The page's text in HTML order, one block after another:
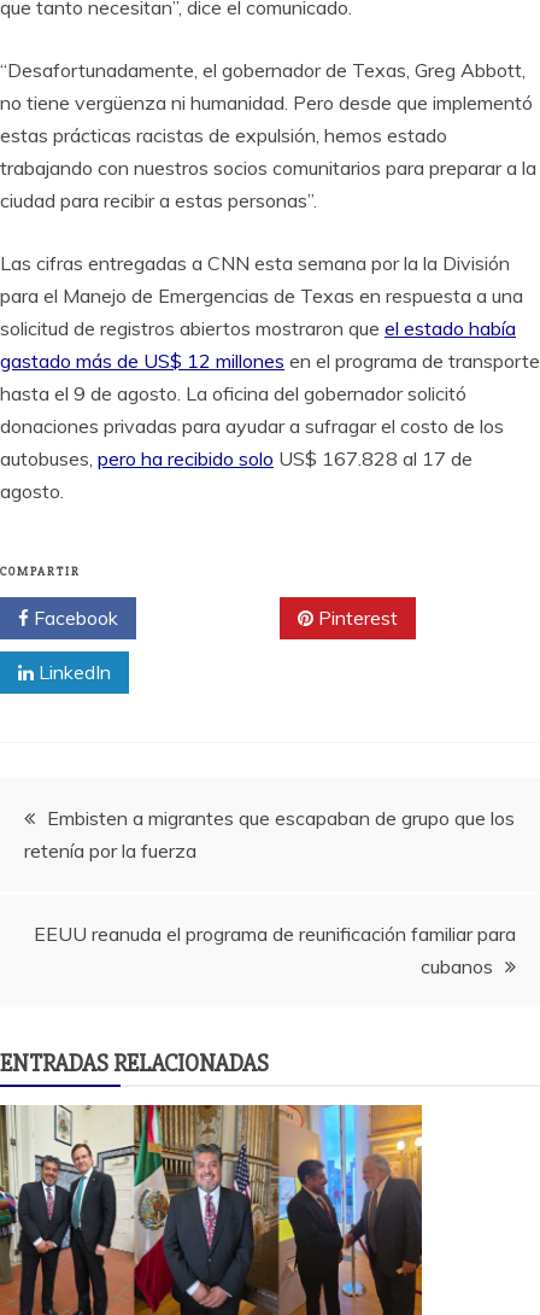
que tanto necesitan”, dice el comunicado.
“Desafortunadamente, el gobernador de Texas, Greg Abbott,
no tiene vergüenza ni humanidad. Pero desde que implementó
estas prácticas racistas de expulsión, hemos estado
trabajando con nuestros socios comunitarios para preparar a la
ciudad para recibir a estas personas”.
Las cifras entregadas a CNN esta semana por la la División
para el Manejo de Emergencias de Texas en respuesta a una
solicitud de registros abiertos mostraron que el estado había
gastado más de US$ 12 millones en el programa de transporte
hasta el 9 de agosto. La oficina del gobernador solicitó
donaciones privadas para ayudar a sufragar el costo de los
autobuses, pero ha recibido solo US$ 167.828 al 17 de
agosto.
COMPARTIR
Facebook Pinterest
LinkedIn
Navegación
de
entradas
Embisten a migrantes que escapaban de grupo que los
retenía por la fuerza
EEUU reanuda el programa de reunificación familiar para
cubanos
ENTRADAS RELACIONADAS